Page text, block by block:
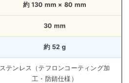
約 130 mm × 80 mm
30 mm
約 52 g
ステンレス（テフロンコーティング加
工・防錆仕様）